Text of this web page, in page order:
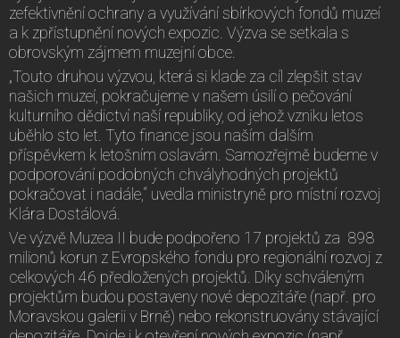
zefektivnění ochrany a využívání sbírkových fondů muzeí
a k zpřístupnění nových expozic. Výzva se setkala s
obrovským zájmem muzejní obce.
„Touto druhou výzvou, která si klade za cíl zlepšit stav
našich muzeí, pokračujeme v našem úsilí o pečování
kulturního dědictví naší republiky, od jehož vzniku letos
uběhlo sto let. Tyto finance jsou naším dalším
příspěvkem k letošním oslavám. Samozřejmě budeme v
podporování podobných chvályhodných projektů
pokračovat i nadále,“ uvedla ministryně pro místní rozvoj
Klára Dostálová.
Ve výzvě Muzea II bude podpořeno 17 projektů za 898
milionů korun z Evropského fondu pro regionální rozvoj z
celkových 46 předložených projektů. Díky schváleným
projektům budou postaveny nové depozitáře (např. pro
Moravskou galerii v Brně) nebo rekonstruovány stávající